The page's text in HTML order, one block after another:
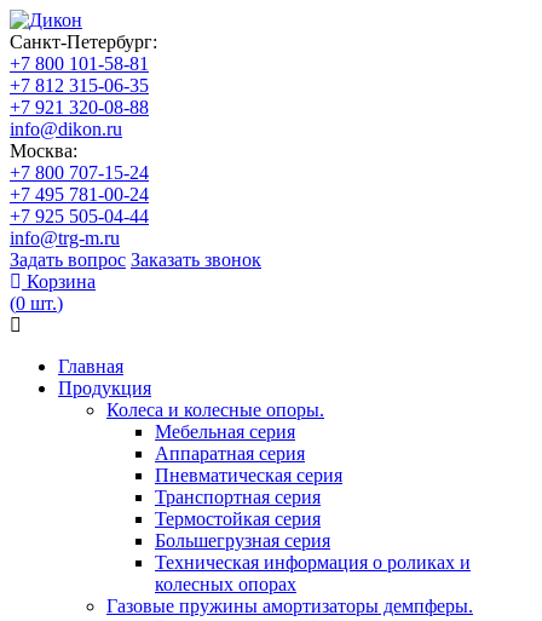
Санкт-Петербург:
+7 800 101-58-81
+7 812 315-06-35
+7 921 320-08-88
info@dikon.ru
Москва:
+7 800 707-15-24
+7 495 781-00-24
+7 925 505-04-44
info@trg-m.ru
Задать вопрос Заказать звонок
Корзина
(0 шт.)
Главная
Продукция
Колеса и колесные опоры.
Мебельная серия
Аппаратная серия
Пневматическая серия
Транспортная серия
Термостойкая серия
Большегрузная серия
Техническая информация о роликах и
колесных опорах
Газовые пружины амортизаторы демпферы.